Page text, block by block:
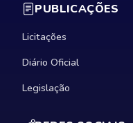
PUBLICAÇÕES
Licitações
Diário Oficial
Legislação